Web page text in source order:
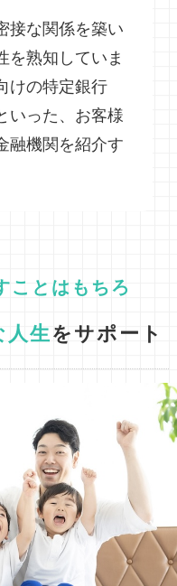
接な関係を築い
を熟知していま
けの特定銀行
いった、お客様
融機関を紹介す
ことはもちろ
人生をサポート